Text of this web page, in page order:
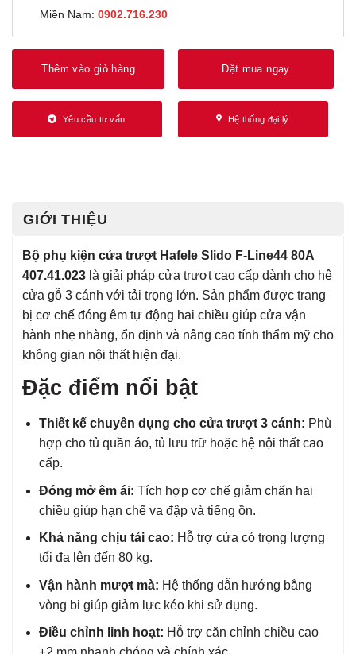
Miền Nam: 0902.716.230
Thêm vào giỏ hàng Đặt mua ngay
Yêu cầu tư vấn Hệ thống đại lý
GIỚI THIỆU
Bộ phụ kiện cửa trượt Hafele Slido F-Line44 80A
407.41.023 là giải pháp cửa trượt cao cấp dành cho hệ
cửa gỗ 3 cánh với tải trọng lớn. Sản phẩm được trang
bị cơ chế đóng êm tự động hai chiều giúp cửa vận
hành nhẹ nhàng, ổn định và nâng cao tính thẩm mỹ cho
không gian nội thất hiện đại.
Đặc điểm nổi bật
Thiết kế chuyên dụng cho cửa trượt 3 cánh: Phù
hợp cho tủ quần áo, tủ lưu trữ hoặc hệ nội thất cao
cấp.
Đóng mở êm ái: Tích hợp cơ chế giảm chấn hai
chiều giúp hạn chế va đập và tiếng ồn.
Khả năng chịu tải cao: Hỗ trợ cửa có trọng lượng
tối đa lên đến 80 kg.
Vận hành mượt mà: Hệ thống dẫn hướng bằng
vòng bi giúp giảm lực kéo khi sử dụng.
Điều chỉnh linh hoạt: Hỗ trợ căn chỉnh chiều cao